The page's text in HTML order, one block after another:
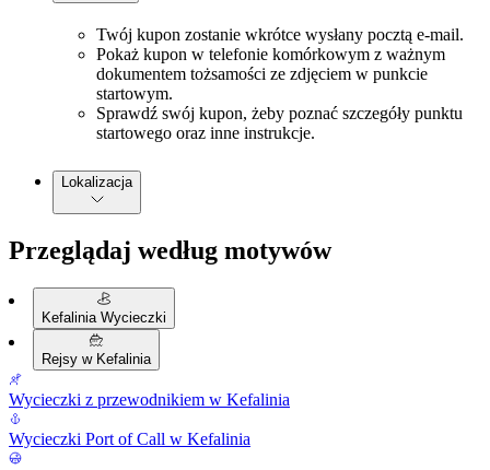
Twój kupon zostanie wkrótce wysłany pocztą e-mail.
Pokaż kupon w telefonie komórkowym z ważnym
dokumentem tożsamości ze zdjęciem w punkcie
startowym.
Sprawdź swój kupon, żeby poznać szczegóły punktu
startowego oraz inne instrukcje.
Lokalizacja
Przeglądaj według motywów
Kefalinia Wycieczki
Rejsy w Kefalinia
Wycieczki z przewodnikiem w Kefalinia
Wycieczki Port of Call w Kefalinia